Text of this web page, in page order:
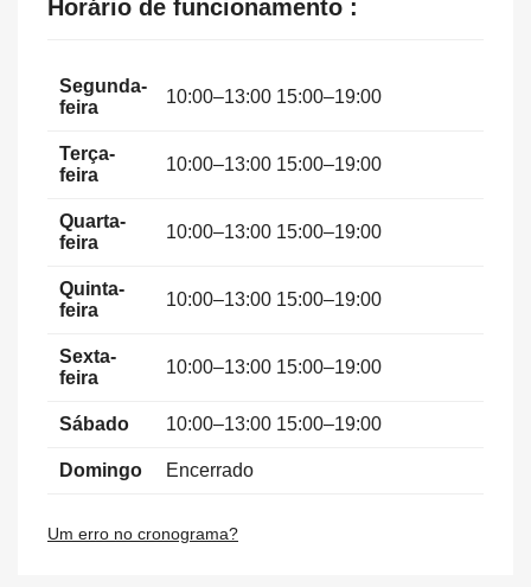
Horário de funcionamento :
Segunda-
feira
10:00–13:00 15:00–19:00
Terça-
feira
10:00–13:00 15:00–19:00
Quarta-
feira
10:00–13:00 15:00–19:00
Quinta-
feira
10:00–13:00 15:00–19:00
Sexta-
feira
10:00–13:00 15:00–19:00
Sábado 10:00–13:00 15:00–19:00
Domingo Encerrado
Um erro no cronograma?